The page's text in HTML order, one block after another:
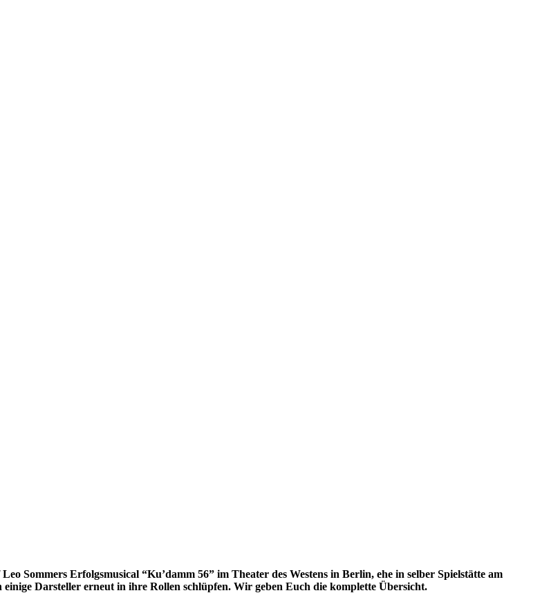
Sommers Erfolgsmusical “Ku’damm 56” im Theater des Westens in Berlin, ehe in selber Spielstätte am
Darsteller erneut in ihre Rollen schlüpfen. Wir geben Euch die komplette Übersicht.